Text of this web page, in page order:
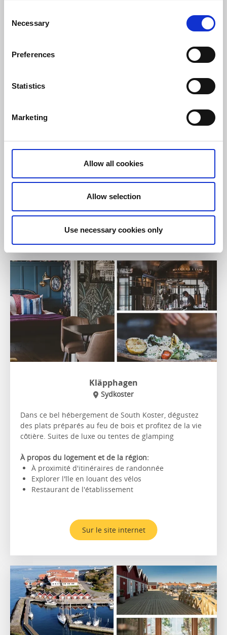
Selection
Necessary
Preferences
Statistics
Marketing
Allow all cookies
Allow selection
Use necessary cookies only
Bienvenue dans cet hôtel niché au cœur de superbes
paysages du littoral occidental. Son restaurant est
À propos du logement et de la région:
Séjour en chambre ou en chalet
Itinéraire de randonnée le plus proche :Kuststigen
Sur le site internet
Kläpphagen
Sydkoster
Dans ce bel hébergement de South Koster, dégustez
des plats préparés au feu de bois et profitez de la vie
côtière. Suites de luxe ou tentes de glamping
À propos du logement et de la région:
À proximité d'itinéraires de randonnée
Explorer l'île en louant des vélos
Restaurant de l'établissement
Sur le site internet